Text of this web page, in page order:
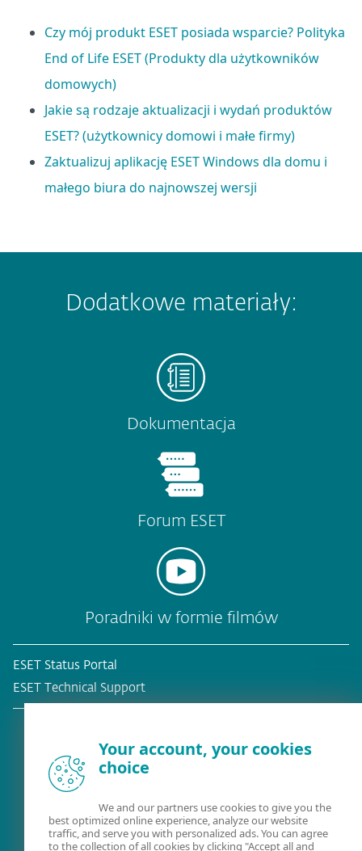
Czy mój produkt ESET posiada wsparcie? Polityka
End of Life ESET (Produkty dla użytkowników
domowych)
Jakie są rodzaje aktualizacji i wydań produktów
ESET? (użytkownicy domowi i małe firmy)
Zaktualizuj aplikację ESET Windows dla domu i
małego biura do najnowszej wersji
Dodatkowe materiały:
Dokumentacja
Forum ESET
Poradniki w formie filmów
ESET Status Portal
ESET Technical Support
Your account, your cookies
choice
We and our partners use cookies to give you the
best optimized online experience, analyze our website
traffic, and serve you with personalized ads. You can agree
to the collection of all cookies by clicking "Accept all and